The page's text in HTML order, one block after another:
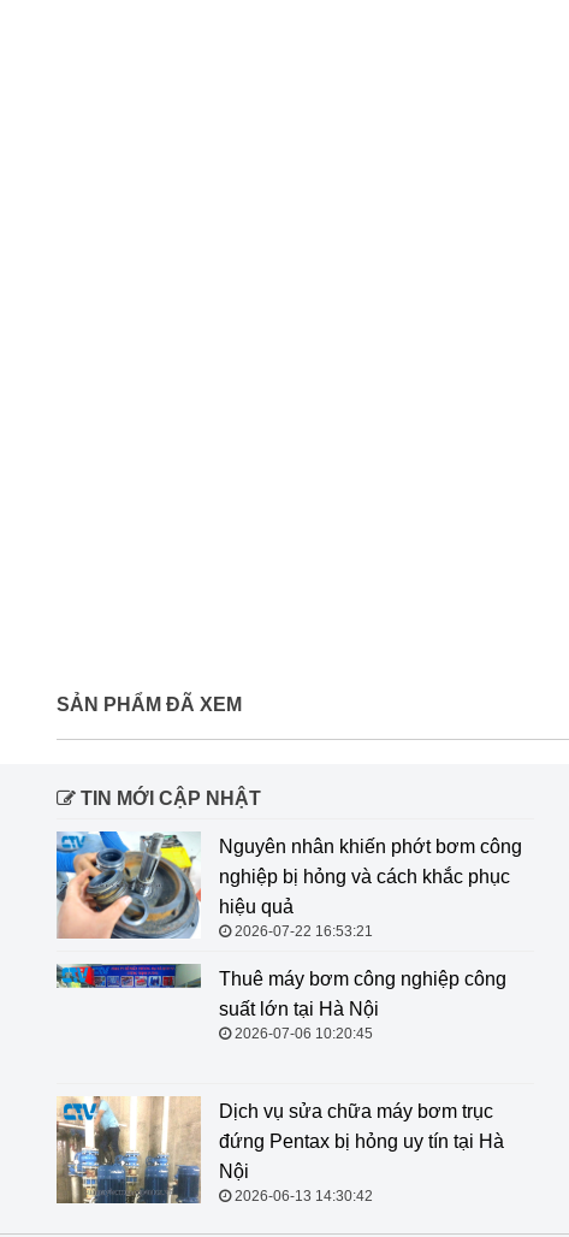
SẢN PHẨM ĐÃ XEM
TIN MỚI CẬP NHẬT
Nguyên nhân khiến phớt bơm công
nghiệp bị hỏng và cách khắc phục
hiệu quả
2026-07-22 16:53:21
Thuê máy bơm công nghiệp công
suất lớn tại Hà Nội
2026-07-06 10:20:45
Dịch vụ sửa chữa máy bơm trục
đứng Pentax bị hỏng uy tín tại Hà
Nội
2026-06-13 14:30:42